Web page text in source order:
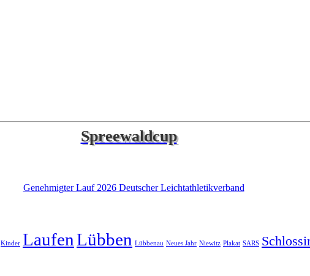
Spreewaldcup
Kinder LaufenLübben Lübbenau Neues Jahr Niewitz Plakat SARS